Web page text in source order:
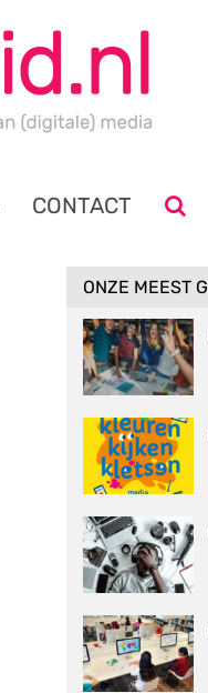
CONTACT
ONZE MEEST